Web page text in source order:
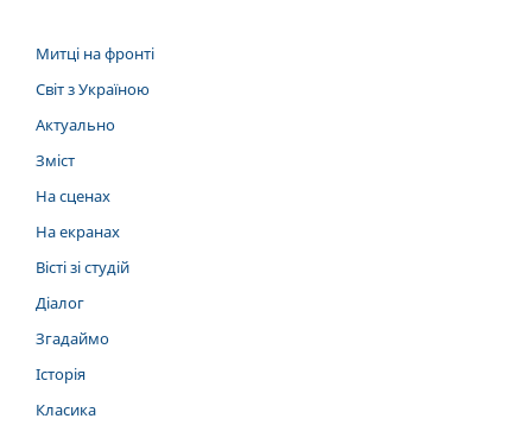
Митці на фронті
Світ з Україною
Актуально
Зміст
На сценах
На екранах
Вісті зі студій
Діалог
Згадаймо
Історія
Класика